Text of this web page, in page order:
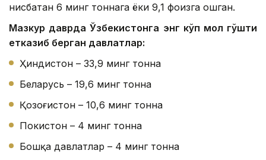
нисбатан 6 минг тоннага ёки 9,1 фоизга ошган.
Мазкур даврда Ўзбекистонга энг кўп мол гўшти
етказиб берган давлатлар:
Ҳиндистон – 33,9 минг тонна
Беларусь – 19,6 минг тонна
Қозоғистон – 10,6 минг тонна
Покистон – 4 минг тонна
Бошқа давлатлар – 4 минг тонна